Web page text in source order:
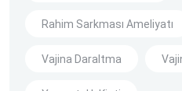
Rahim Sarkması Ameliyatı
Vajina Daraltma